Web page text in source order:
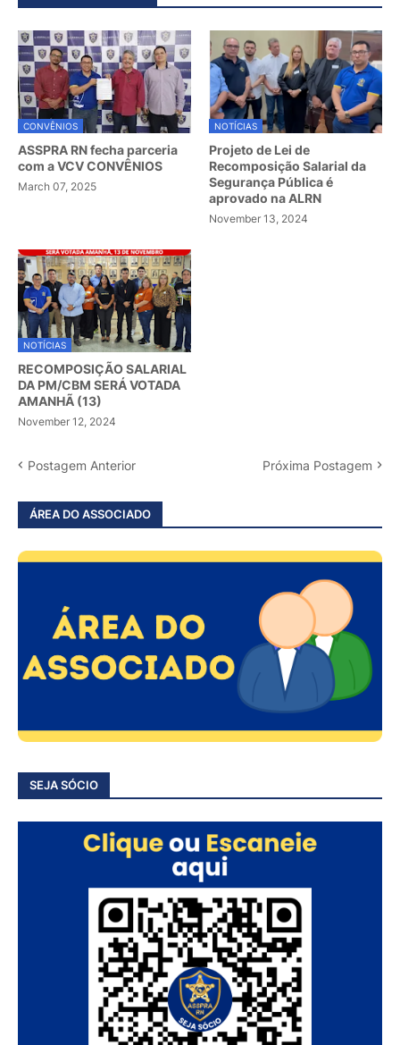
CONVÊNIOS
ASSPRA RN fecha parceria
com a VCV CONVÊNIOS
March 07, 2025
NOTÍCIAS
Projeto de Lei de
Recomposição Salarial da
Segurança Pública é
aprovado na ALRN
November 13, 2024
NOTÍCIAS
RECOMPOSIÇÃO SALARIAL
DA PM/CBM SERÁ VOTADA
AMANHÃ (13)
November 12, 2024
Postagem Anterior Próxima Postagem
ÁREA DO ASSOCIADO
SEJA SÓCIO